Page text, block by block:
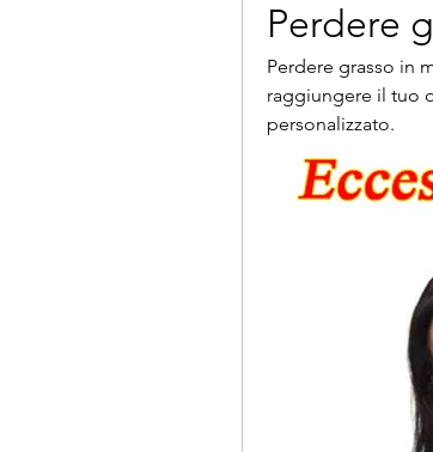
Perdere
Perdere grasso in
raggiungere il tuo
personalizzato.